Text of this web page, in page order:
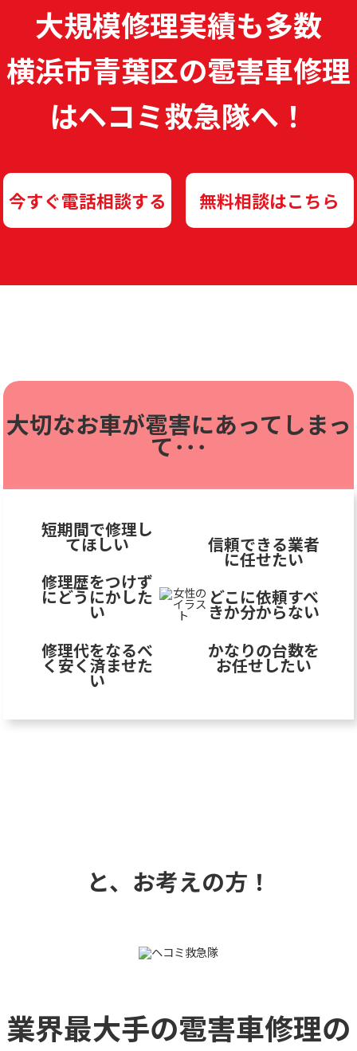
大規模修理実績も多数
横浜市青葉区の雹害車修理
はヘコミ救急隊へ！
今すぐ電話相談する 無料相談はこちら
大切なお車が雹害にあってしまっ
て･･･
短期間で修理し
てほしい
修理歴をつけず
にどうにかした
い
修理代をなるべ
く安く済ませた
い
信頼できる業者
に任せたい
どこに依頼すべ
きか分からない
かなりの台数を
お任せしたい
と、お考えの方！
業界最大手の雹害車修理の